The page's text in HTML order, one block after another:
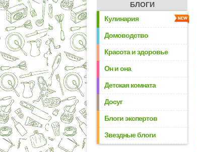
БЛОГИ
Кулинария
Домоводство
Красота и здоровье
Он и она
Детская комната
Досуг
Блоги экспертов
Звездные блоги